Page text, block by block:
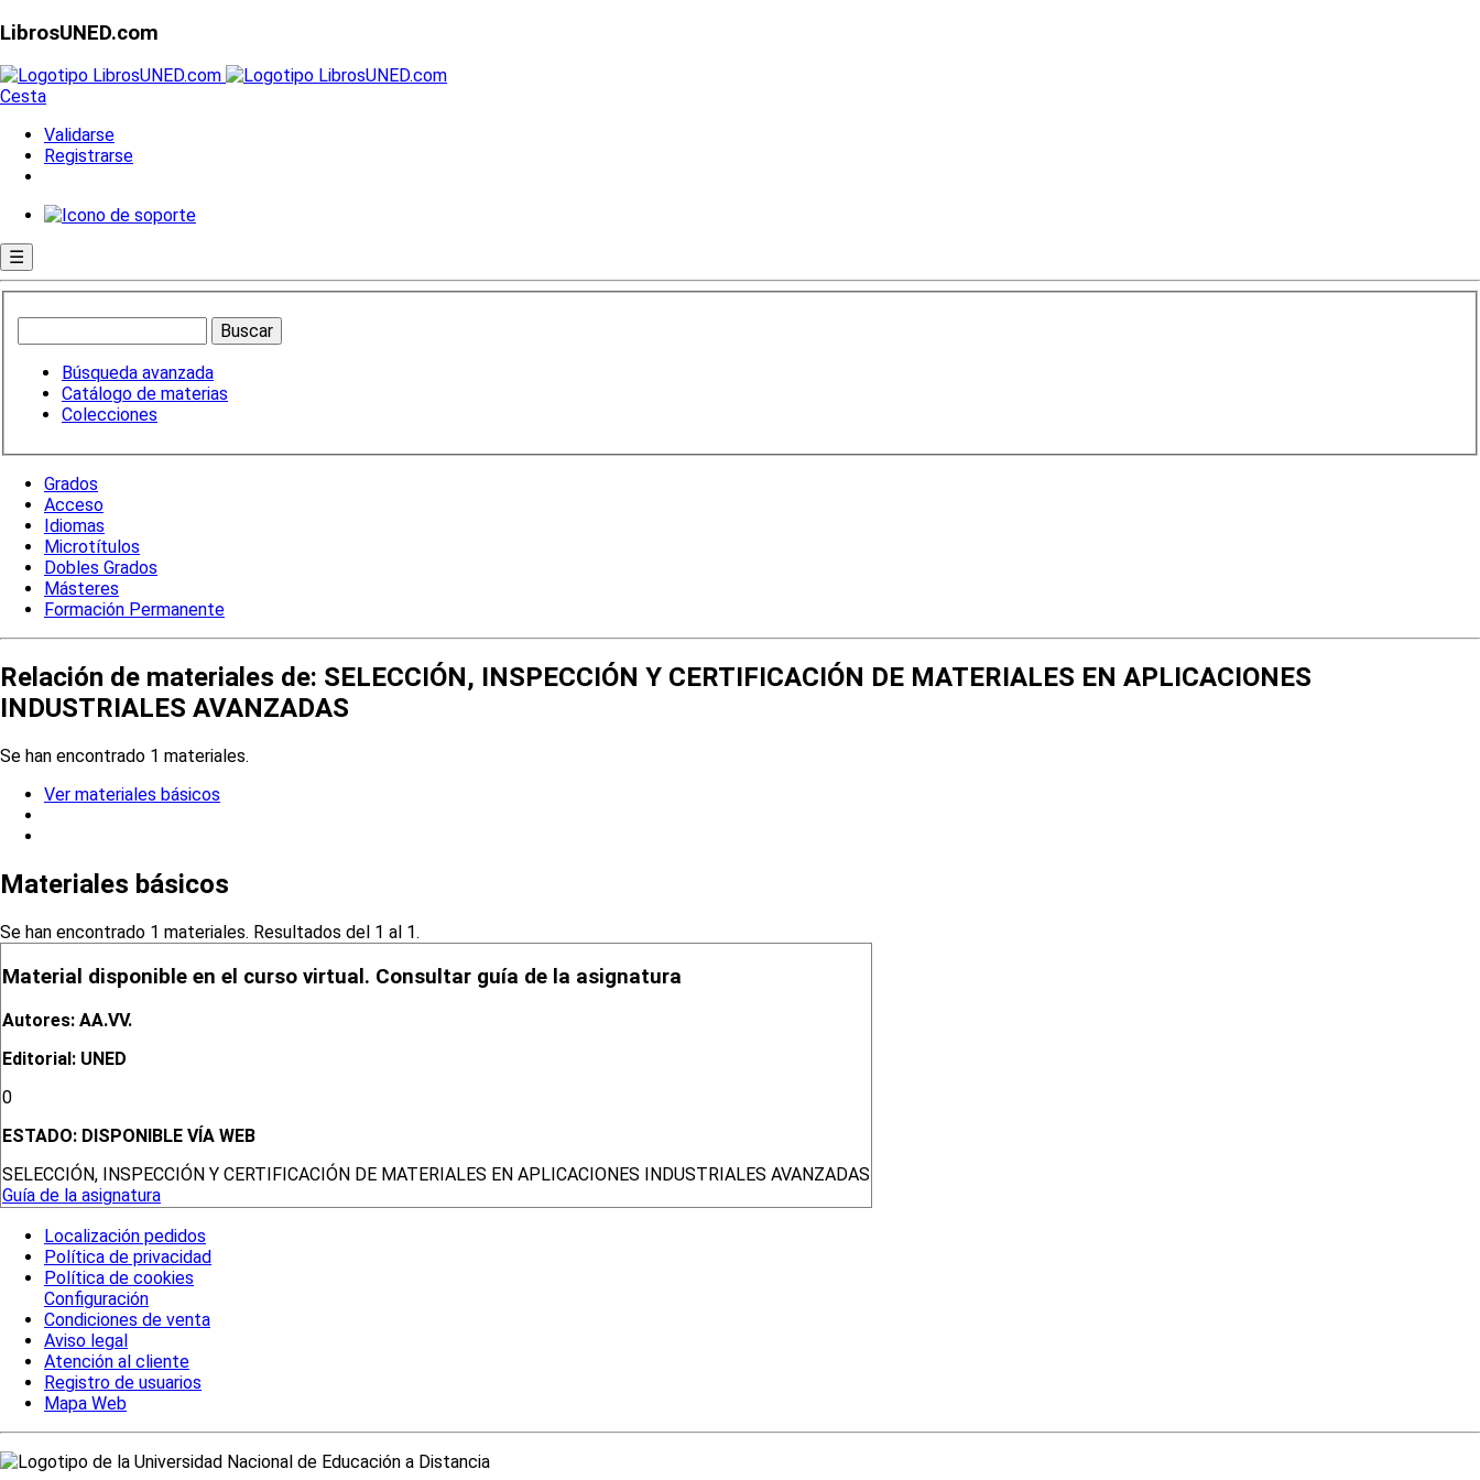
LibrosUNED.com
Cesta
Validarse
Registrarse
☰
Búsqueda avanzada
Catálogo de materias
Colecciones
Grados
Acceso
Idiomas
Microtítulos
Dobles Grados
Másteres
Formación Permanente
Relación de materiales de: SELECCIÓN, INSPECCIÓN Y CERTIFICACIÓN DE MATERIALES EN APLICACIONES
INDUSTRIALES AVANZADAS
Se han encontrado 1 materiales.
Ver materiales básicos
Materiales básicos
Se han encontrado 1 materiales. Resultados del 1 al 1.
Material disponible en el curso virtual. Consultar guía de la asignatura
Autores: AA.VV.
Editorial: UNED
0
ESTADO: DISPONIBLE VÍA WEB
SELECCIÓN, INSPECCIÓN Y CERTIFICACIÓN DE MATERIALES EN APLICACIONES INDUSTRIALES AVANZADAS
Guía de la asignatura
Localización pedidos
Política de privacidad
Política de cookies
Configuración
Condiciones de venta
Aviso legal
Atención al cliente
Registro de usuarios
Mapa Web